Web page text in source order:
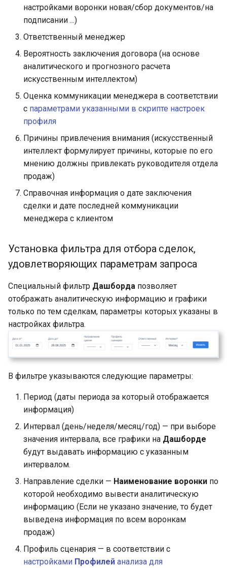
настройками воронки новая/сбор документов/на
подписании ...)
Ответственный менеджер
Вероятность заключения договора (на основе
аналитического и прогнозного расчета
искусственным интеллектом)
Оценка коммуникации менеджера в соответствии
с параметрами указанными в скрипте настроек
профиля
Причины привлечения внимания (искусственный
интеллект формулирует причины, которые по его
мнению должны привлекать руководителя отдела
продаж)
Справочная информация о дате заключения
сделки и дате последней коммуникации
менеджера с клиентом
Установка фильтра для отбора сделок,
удовлетворяющих параметрам запроса
Специальный фильтр Дашборда позволяет
отображать аналитическую информацию и графики
только по тем сделкам, параметры которых указаны в
настройках фильтра.
В фильтре указываются следующие параметры:
Период (даты периода за который отображается
информация)
Интервал (день/неделя/месяц/год) — при выборе
значения интервала, все графики на Дашборде
будут выдавать информацию с указанным
интервалом.
Направление сделки — Наименование воронки по
которой необходимо вывести аналитическую
информацию (Если не указано значение, то будет
выведена информация по всем воронкам
продаж)
Профиль сценария — в соответствии с
настройками Профилей анализа для